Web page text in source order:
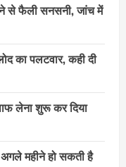
से फैली सनसनी, जांच में
का पलटवार, कही दी
लेना शुरू कर दिया
अगले महीने हो सकती है